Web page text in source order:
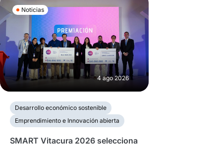
Noticias
4 ago 2026
Desarrollo económico sostenible
Emprendimiento e Innovación abierta
SMART Vitacura 2026 selecciona